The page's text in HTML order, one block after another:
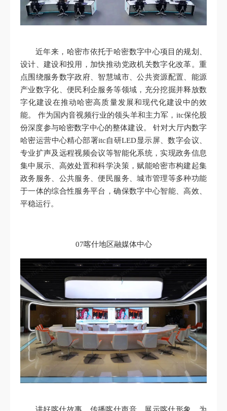
近年来，哈密市依托于哈密数字中心项目的规划、
设计、建设和投用，加快推动党政机关数字化改革。重
点围绕服务数字政府、智慧城市、公共资源配置、能源
产业数字化、便民利企服务等领域，充分挖掘并释放数
字化建设在推动哈密高质量发展和现代化建设中的效
能。 作为国内音视频行业的领头羊和主力军，itc保伦股
份深度参与哈密数字中心的整体建设。 针对大厅内数字
哈密运营中心精心部署itc自研LED显示屏、数字会议、
专业扩声及远程视频会议等智能化系统，实现政务信息
集中展示、高效处置和科学决策，赋能哈密市构建起集
政务服务、公共服务、便民服务、城市管理等多种功能
于一体的综合性服务平台，确保数字中心智能、高效、
平稳运行。
07喀什地区融媒体中心
讲好喀什故事，传播喀什声音，展示喀什形象。为